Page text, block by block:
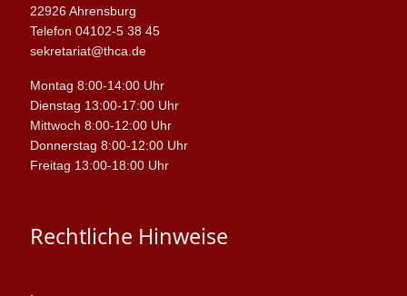
22926 Ahrensburg
Telefon 04102-5 38 45
sekretariat@thca.de
Montag 8:00-14:00 Uhr
Dienstag 13:00-17:00 Uhr
Mittwoch 8:00-12:00 Uhr
Donnerstag 8:00-12:00 Uhr
Freitag 13:00-18:00 Uhr
Rechtliche Hinweise